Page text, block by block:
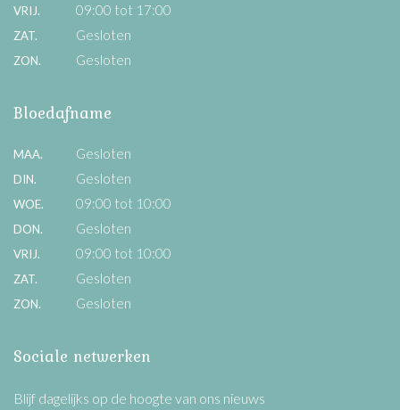
VRIJ. 09:00 tot 17:00
ZAT. Gesloten
ZON. Gesloten
Bloedafname
MAA. Gesloten
DIN. Gesloten
WOE. 09:00 tot 10:00
DON. Gesloten
VRIJ. 09:00 tot 10:00
ZAT. Gesloten
ZON. Gesloten
Sociale netwerken
Blijf dagelijks op de hoogte van ons nieuws